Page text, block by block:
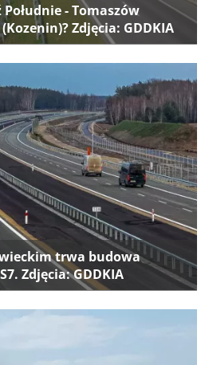
Południe - Tomaszów
Zdjęcia: GDDKIA
trwa budowa
Zdjęcia: GDDKIA